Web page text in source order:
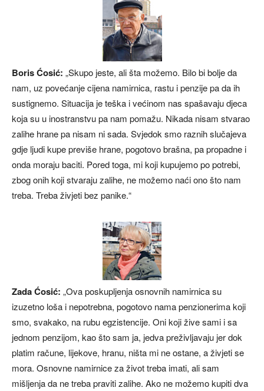
Boris Ćosić: „Skupo jeste, ali šta možemo. Bilo bi bolje da
nam, uz povećanje cijena namirnica, rastu i penzije pa da ih
sustignemo. Situacija je teška i većinom nas spašavaju djeca
koja su u inostranstvu pa nam pomažu. Nikada nisam stvarao
zalihe hrane pa nisam ni sada. Svjedok smo raznih slučajeva
gdje ljudi kupe previše hrane, pogotovo brašna, pa propadne i
onda moraju baciti. Pored toga, mi koji kupujemo po potrebi,
zbog onih koji stvaraju zalihe, ne možemo naći ono što nam
treba. Treba živjeti bez panike.“
Zada Ćosić: „Ova poskupljenja osnovnih namirnica su
izuzetno loša i nepotrebna, pogotovo nama penzionerima koji
smo, svakako, na rubu egzistencije. Oni koji žive sami i sa
jednom penzijom, kao što sam ja, jedva preživljavaju jer dok
platim račune, lijekove, hranu, ništa mi ne ostane, a živjeti se
mora. Osnovne namirnice za život treba imati, ali sam
mišljenja da ne treba praviti zalihe. Ako ne možemo kupiti dva